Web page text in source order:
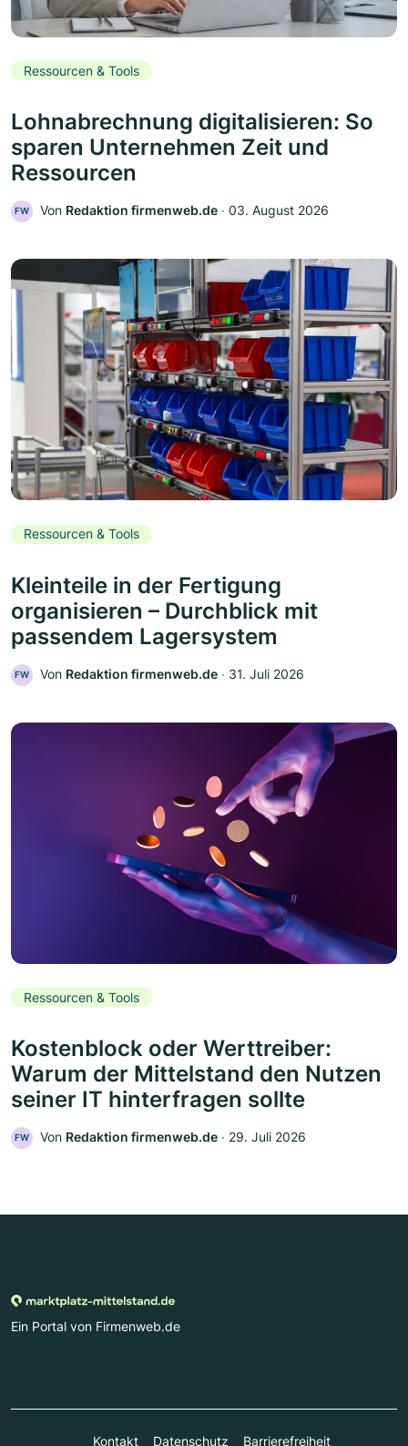
Ressourcen & Tools
Lohnabrechnung digitalisieren: So
sparen Unternehmen Zeit und
Ressourcen
FW Von Redaktion firmenweb.de ‧ 03. August 2026
Ressourcen & Tools
Kleinteile in der Fertigung
organisieren – Durchblick mit
passendem Lagersystem
FW Von Redaktion firmenweb.de ‧ 31. Juli 2026
Ressourcen & Tools
Kostenblock oder Werttreiber:
Warum der Mittelstand den Nutzen
seiner IT hinterfragen sollte
FW Von Redaktion firmenweb.de ‧ 29. Juli 2026
Ein Portal von Firmenweb.de
Kontakt Datenschutz Barrierefreiheit